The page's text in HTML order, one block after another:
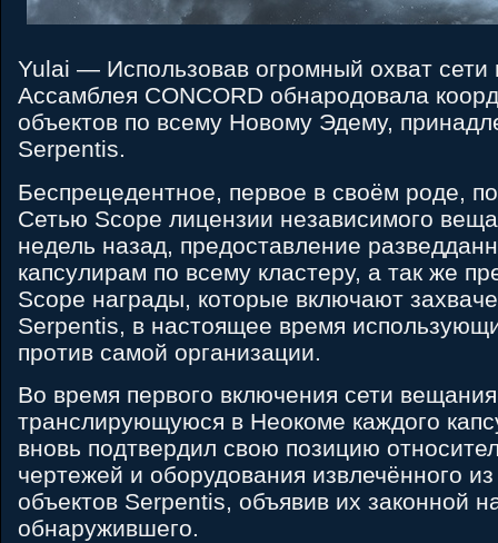
Yulai — Использовав огромный охват
Ассамблея CONCORD обнародовала
объектов по всему Новому Эдему,
Serpentis.
Беспрецедентное, первое в своём роде,
Сетью Scope лицензии независимого
недель назад, предоставление
капсулирам по всему кластеру, а так же
Scope награды, которые включают
Serpentis, в настоящее время
против самой организации.
Во время первого включения сети
транслирующуюся в Неокоме каждого
вновь подтвердил свою позицию
чертежей и оборудования извлечённого
объектов Serpentis, объявив их законной
обнаружившего.